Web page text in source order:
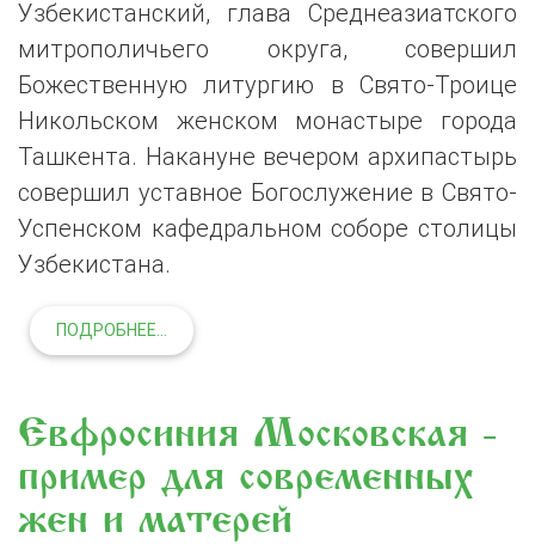
Узбекистанский, глава Среднеазиатского
митрополичьего округа, совершил
Божественную литургию в Свято-Троице
Никольском женском монастыре города
Ташкента. Накануне вечером архипастырь
совершил уставное Богослужение в Свято-
Успенском кафедральном соборе столицы
Узбекистана.
ПОДРОБНЕЕ...
Евфросиния Московская -
пример для современных
жен и матерей